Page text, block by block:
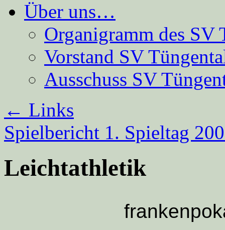
Über uns…
Organigramm des SV
Vorstand SV
Ausschuss SV
← Links
Spielbericht 1. Spieltag
Leichtathletik